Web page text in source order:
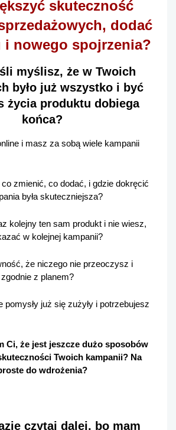
skuteczność
dodać
i nowego spojrzenia?
myślisz, że w Twoich
było już wszystko i być
życia produktu dobiega
końca?
i masz za sobą wiele kampanii
zmienić, co dodać, i gdzie dokręcić
była skuteczniejsza?
kolejny ten sam produkt i nie wiesz,
w kolejnej kampanii?
że niczego nie przeoczysz i
z planem?
pomysły już się zużyły i potrzebujesz
Ci, że jest jeszcze dużo sposobów
Twoich kampanii? Na
do wdrożenia?
czytaj dalej, bo mam